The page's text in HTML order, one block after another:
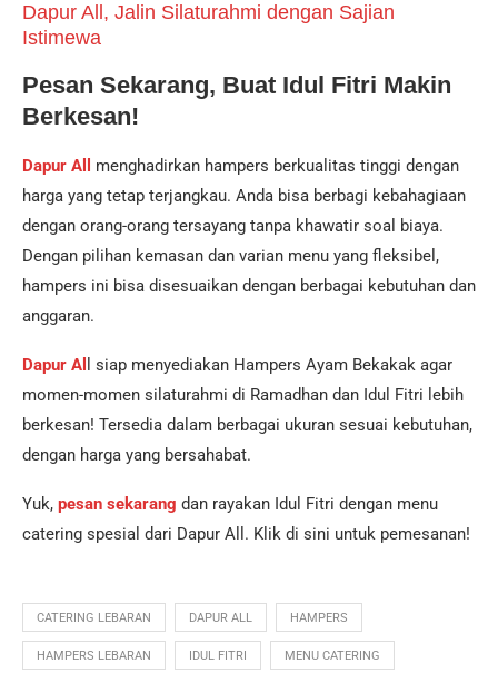
Dapur All, Jalin Silaturahmi dengan Sajian
Istimewa
Pesan Sekarang, Buat Idul Fitri Makin
Berkesan!
Dapur All
menghadirkan hampers berkualitas tinggi dengan
harga yang tetap terjangkau. Anda bisa berbagi kebahagiaan
dengan orang-orang tersayang tanpa khawatir soal biaya.
Dengan pilihan kemasan dan varian menu yang fleksibel,
hampers ini bisa disesuaikan dengan berbagai kebutuhan dan
anggaran.
Dapur Al
l siap menyediakan Hampers Ayam Bekakak agar
momen-momen silaturahmi di Ramadhan dan Idul Fitri lebih
berkesan! Tersedia dalam berbagai ukuran sesuai kebutuhan,
dengan harga yang bersahabat.
Yuk, pesan sekarang dan rayakan Idul Fitri dengan menu
catering spesial dari Dapur All. Klik di sini untuk pemesanan!
CATERING LEBARAN DAPUR ALL HAMPERS
HAMPERS LEBARAN IDUL FITRI MENU CATERING